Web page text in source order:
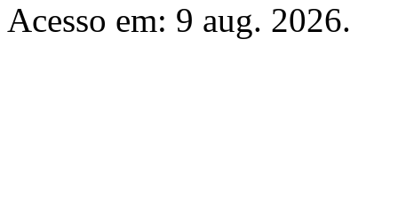
Acesso em: 9 aug. 2026.